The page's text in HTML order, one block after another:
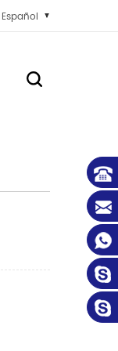
Español